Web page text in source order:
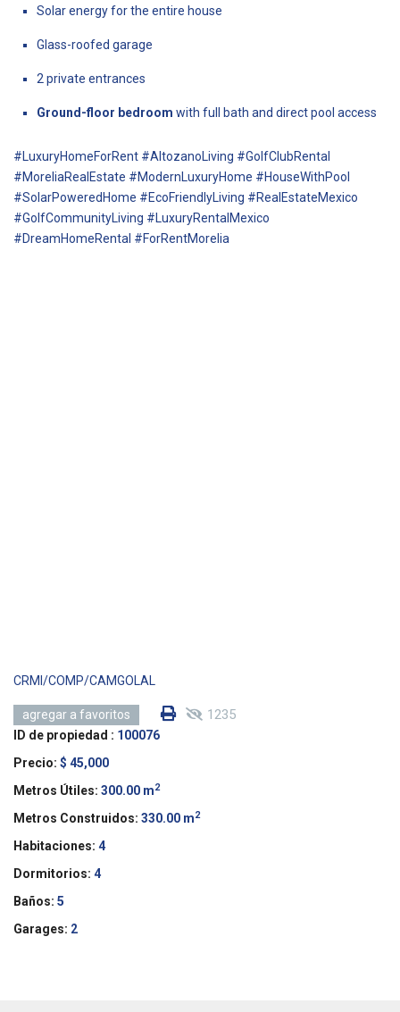
Solar energy for the entire house
Glass-roofed garage
2 private entrances
Ground-floor bedroom with full bath and direct pool access
#LuxuryHomeForRent #AltozanoLiving #GolfClubRental
#MoreliaRealEstate #ModernLuxuryHome #HouseWithPool
#SolarPoweredHome #EcoFriendlyLiving #RealEstateMexico
#GolfCommunityLiving #LuxuryRentalMexico
#DreamHomeRental #ForRentMorelia
CRMI/COMP/CAMGOLAL
agregar a favoritos 1235
ID de propiedad : 100076
Precio: $ 45,000
Metros Útiles: 300.00 m2
Metros Construidos: 330.00 m2
Habitaciones: 4
Dormitorios: 4
Baños: 5
Garages: 2